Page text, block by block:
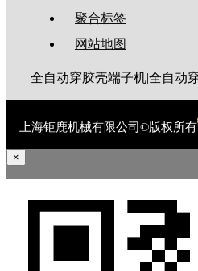
聚合标签
网站地图
上海钜鹿机械有限公司©版权所有
×